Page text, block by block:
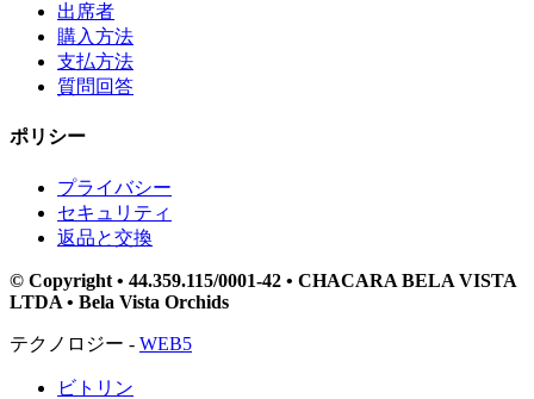
出席者
購入方法
支払方法
質問回答
ポリシー
プライバシー
セキュリティ
返品と交換
© Copyright • 44.359.115/0001-42 • CHACARA BELA VISTA
LTDA • Bela Vista Orchids
テクノロジー - WEB5
ビトリン